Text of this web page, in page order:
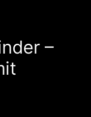
–